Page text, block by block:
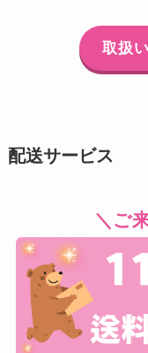
取扱
配送サービス
＼ご